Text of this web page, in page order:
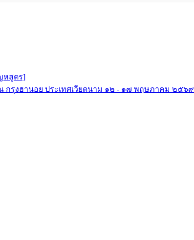
หสูตร]
กรุงฮานอย ประเทศเวียดนาม ๑๒ - ๑๗ พฤษภาคม ๒๕๖๙